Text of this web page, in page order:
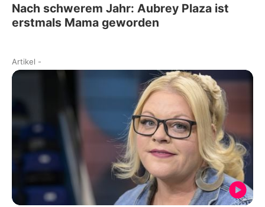
Nach schwerem Jahr: Aubrey Plaza ist
erstmals Mama geworden
Artikel -